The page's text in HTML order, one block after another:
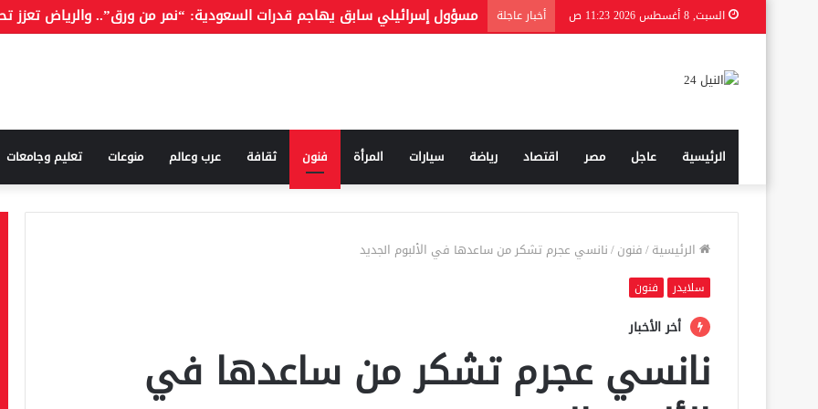
السبت, 8 أغسطس 2026 11:23 ص أخبار عاجلة
الرئيسية عاجل مصر اقتصاد رياضة سيارات المرأة فنون ثقافة عرب وعالم منوعات تعليم وجامعات
الرئيسية/فنون/نانسي عجرم تشكر من ساعدها في الألبوم الجديد
سلايدر فنون
أخر الأخبار
نانسي عجرم تشكر من ساعدها في